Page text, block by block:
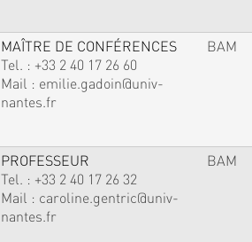
MAÎTRE DE CONFÉRENCES
Tel. : +33 2 40 17 26 60
Mail : emilie.gadoin@univ-
nantes.fr
BAM
PROFESSEUR
Tel. : +33 2 40 17 26 32
Mail : caroline.gentric@univ-
nantes.fr
BAM